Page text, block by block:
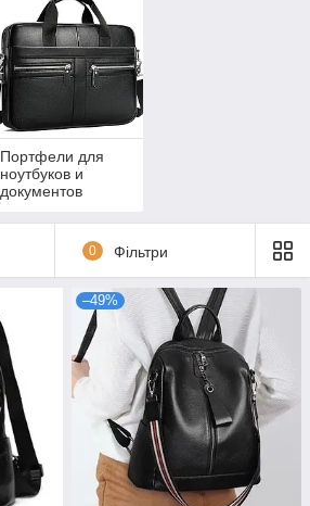
Портфели для
ноутбуков и
документов
0 Фільтри
–49%